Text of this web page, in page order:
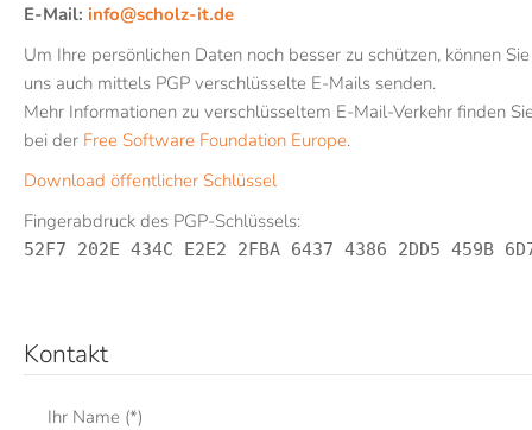
E-Mail: info@scholz-it.de
Um Ihre persönlichen Daten noch besser zu schützen, können Sie
uns auch mittels PGP verschlüsselte E-Mails senden.
Mehr Informationen zu verschlüsseltem E-Mail-Verkehr finden
bei der Free Software Foundation Europe.
Download öffentlicher Schlüssel
Fingerabdruck des PGP-Schlüssels:
52F7 202E 434C E2E2 2FBA 6437 4386 2DD5 459B
Kontakt
Ihr Name (*)